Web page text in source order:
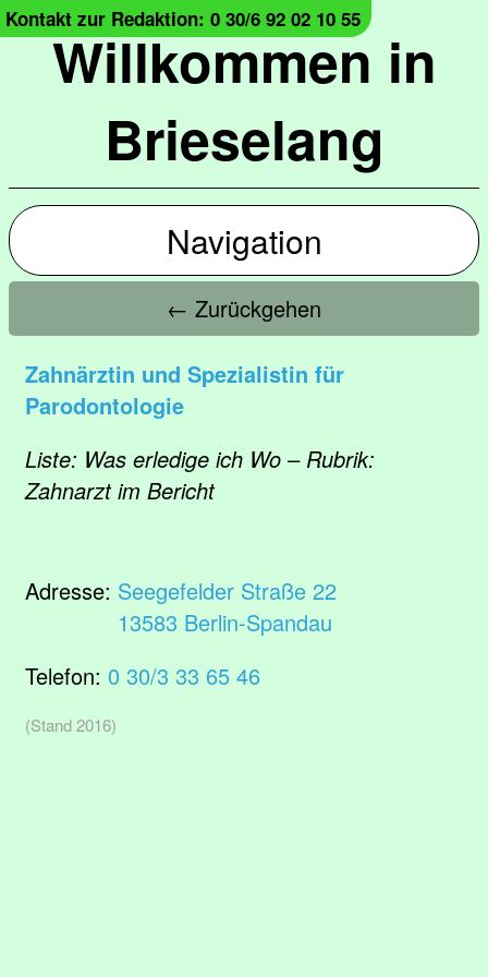
Willkommen in
Brieselang
Kontakt zur Redaktion: 0 30/6 92 02 10 55
Navigation
← Zurückgehen
Zahnärztin und Spezialistin für
Parodontologie
Liste: Was erledige ich Wo – Rubrik:
Zahnarzt im Bericht
Adresse: Seegefelder Straße 22
13583 Berlin-Spandau
Telefon: 0 30/3 33 65 46
(Stand 2016)